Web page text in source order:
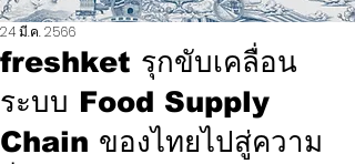
freshket รุกขับเคลื่อน
ระบบ Food Supply
Chain ของไทยไปสู่ความ
24 มี.ค. 2566